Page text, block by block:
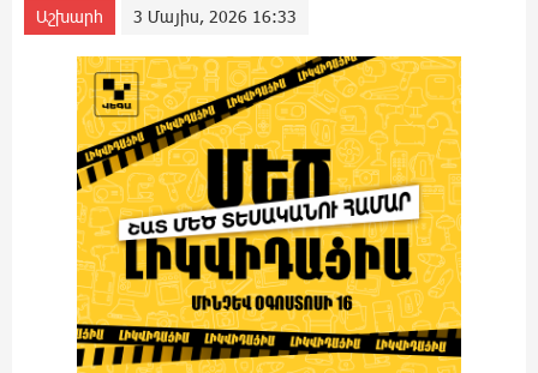
Աշխարհ 3 Մայիս, 2026 16:33